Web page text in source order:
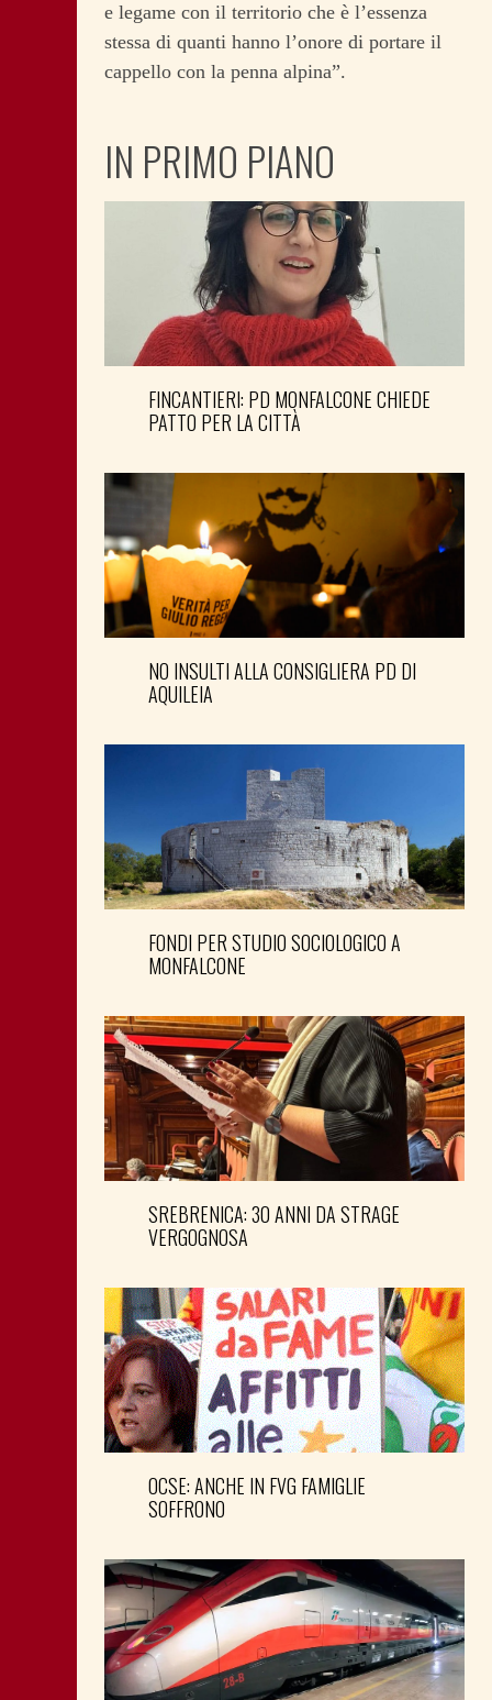
e legame con il territorio che è l’essenza
stessa di quanti hanno l’onore di portare il
cappello con la penna alpina”.
IN PRIMO PIANO
FINCANTIERI: PD MONFALCONE CHIEDE
PATTO PER LA CITTÀ
NO INSULTI ALLA CONSIGLIERA PD DI
AQUILEIA
FONDI PER STUDIO SOCIOLOGICO A
MONFALCONE
SREBRENICA: 30 ANNI DA STRAGE
VERGOGNOSA
OCSE: ANCHE IN FVG FAMIGLIE
SOFFRONO